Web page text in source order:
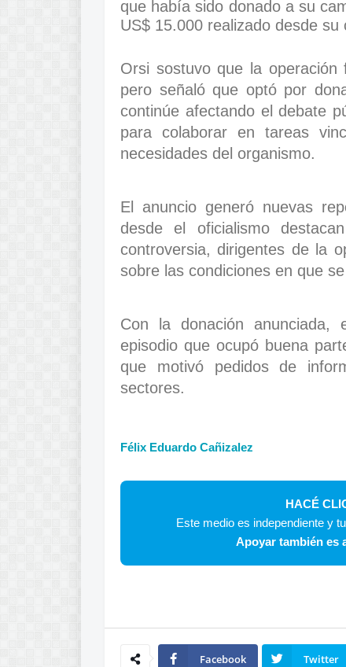
que había sido donado a su
US$ 15.000 realizado desde su
Orsi sostuvo que la
pero señaló que optó por
continúe afectando el debate
para colaborar en tareas
necesidades del organismo.
El anuncio generó nuevas
desde el oficialismo
controversia, dirigentes de la
sobre las condiciones en que
Con la donación anunciada,
episodio que ocupó buena
que motivó pedidos de
sectores.
Félix Eduardo Cañizalez
HACÉ
Este medio es independiente y
Apoyar también es
Facebook Twitter